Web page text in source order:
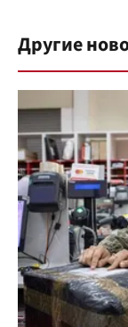
Другие